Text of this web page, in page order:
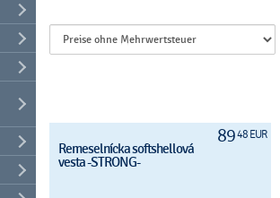
8948 EUR
Remeselnícka softshellová
vesta -STRONG-